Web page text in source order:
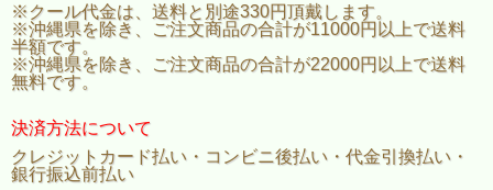
※クール代金は、送料と別途330円頂戴します。
※沖縄県を除き、ご注文商品の合計が11000円以上で送料
半額です。
※沖縄県を除き、ご注文商品の合計が22000円以上で送料
無料です。
決済方法について
クレジットカード払い・コンビニ後払い・代金引換払い・
銀行振込前払い